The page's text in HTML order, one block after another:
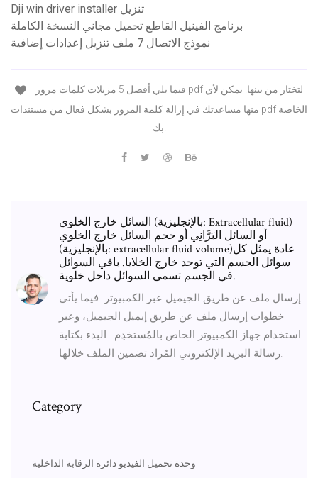
Dji win driver installer تنزيل
برنامج الفينيل القاطع تحميل مجاني النسخة الكاملة
نموذج الاتصال 7 ملف تنزيل إعدادات إضافية
منها مساعدتك في إزالة كلمة المرور بشكل فعال من مستندات pdf الخاصة
السائل خارج الخلوي (بالإنجليزية: Extracellular fluid)‏
أو السائل البَرَّانِي أو حجم السائل خارج الخلوي
(بالإنجليزية: extracellular fluid volume)‏ عادة يمثل كل
سوائل الجسم التي توجد خارج الخلايا. باقي السوائل
في الجسم تسمى السوائل داخل خلوية.
إرسال ملف عن طريق الجيميل عبر الكمبيوتر. فيما يأتي
خطوات إرسال ملف عن طريق إيميل الجيميل، وعبر
استخدام جهاز الكمبيوتر الخاص بالمُستخدِم:. البدء بكتابة
رسالة البريد الإلكتروني المُراد تضمين الملف خلالها.
Category
وحدة تحميل الفيديو دائرة الرقابة الداخلية